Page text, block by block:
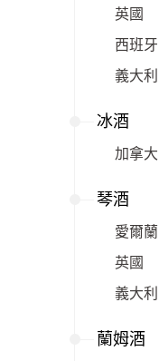
英國
西班牙
義大利
冰酒
加拿大
琴酒
愛爾蘭
英國
義大利
蘭姆酒